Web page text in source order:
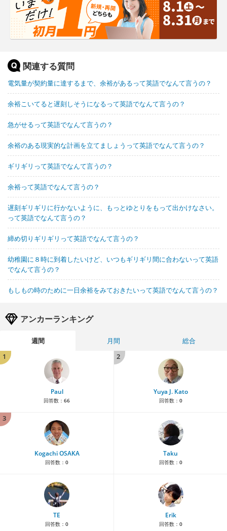
関連する質問
電気量が契約量に達するまで、余裕があるって英語でなんて言うの？
余裕こいてると遅刻しそうになるって英語でなんて言うの？
急がせるって英語でなんて言うの？
余裕のある現実的な計画を立てましょうって英語でなんて言うの？
ギリギリって英語でなんて言うの？
余裕って英語でなんて言うの？
遅刻ギリギリに行かないように、もっとゆとりをもって出かけなさい。
って英語でなんて言うの？
締め切りギリギリって英語でなんて言うの？
幼稚園に８時に到着したいけど、いつもギリギリ間に合わないって英語
でなんて言うの？
もしもの時のために一日余裕をみておきたいって英語でなんて言うの？
アンカーランキング
週間 月間
総合
1
Paul
回答数： 66
2
Yuya J. Kato
回答数： 0
3
Kogachi OSAKA
回答数： 0
Taku
回答数： 0
TE
回答数： 0
Erik
回答数： 0